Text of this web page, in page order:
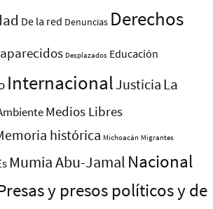
De la red Denuncias Derechos
Desplazados Educación
InternacionalJusticia La
Medios Libres
histórica Michoacán Migrantes
Mumia Abu-Jamal Nacional
y presos polí­ticos y de